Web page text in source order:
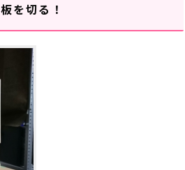
板を切る！